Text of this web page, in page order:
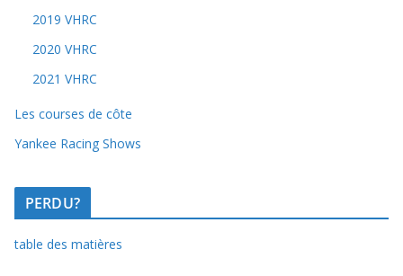
2019 VHRC
2020 VHRC
2021 VHRC
Les courses de côte
Yankee Racing Shows
PERDU?
table des matières